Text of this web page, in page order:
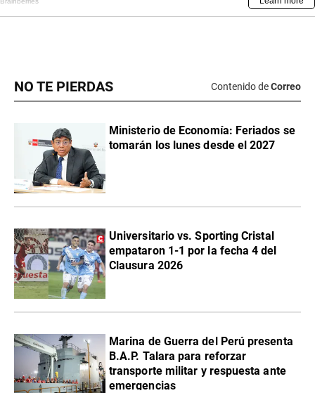
NO TE PIERDAS Contenido deCorreo
Ministerio de Economía: Feriados se
tomarán los lunes desde el 2027
Universitario vs. Sporting Cristal
empataron 1-1 por la fecha 4 del
Clausura 2026
Marina de Guerra del Perú presenta
B.A.P. Talara para reforzar
transporte militar y respuesta ante
emergencias